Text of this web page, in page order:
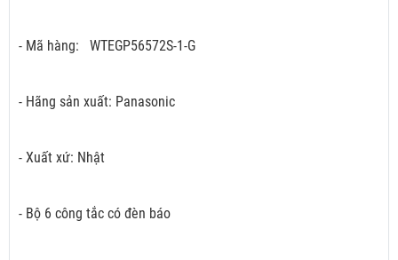
- Mã hàng: WTEGP56572S-1-G
- Hãng sản xuất: Panasonic
- Xuất xứ: Nhật
- Bộ 6 công tắc có đèn báo